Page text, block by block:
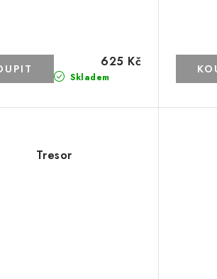
Skladem
625 Kč
Tresor